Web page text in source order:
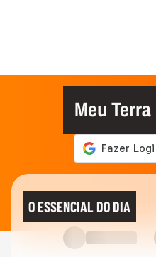
Meu Terra
O ESSENCIAL DO DIA